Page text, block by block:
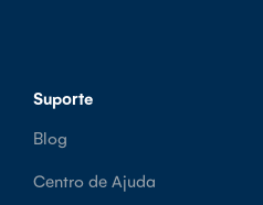
Suporte
Blog
Centro de Ajuda